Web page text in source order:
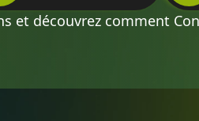
et découvrez comment